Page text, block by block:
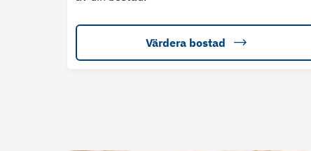
Värdera bostad